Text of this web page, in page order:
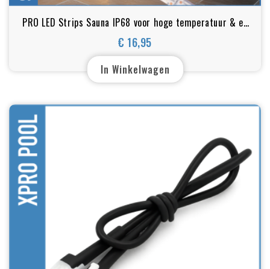
PRO LED Strips Sauna IP68 voor hoge temperatuur & en
vochtige omgevingen UL certificate
€ 16,95
Prijs
In Winkelwagen